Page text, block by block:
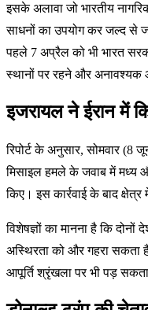
इसके अलावा जो भारतीय
साधनों का उपयोग कर जल्द से
पहले 7 अप्रैल को भी भारत
स्थानों पर रहने और अनावश्यक
इजरायल ने ईरान में
रिपोर्ट के अनुसार, सोमवार
मिसाइल हमले के जवाब में मध्य
किए। इस कार्रवाई के बाद
विशेषज्ञों का मानना है कि
अस्थिरता को और गहरा सकता
आपूर्ति श्रृंखला पर भी पड़